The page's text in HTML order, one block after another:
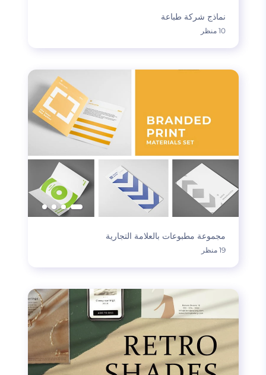
نماذج شركة طباعة
10 منظر
مجموعة مطبوعات بالعلامة التجارية
19 منظر